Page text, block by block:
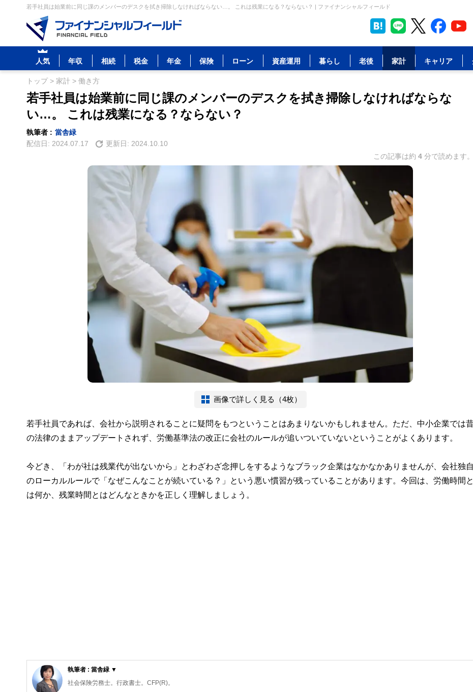
若手社員は始業前に同じ課のメンバーのデスクを拭き掃除しなければならない…。 これは残業になる？ならない？ | ファイナンシャルフィールド
人気 年収 相続 税金 年金 保険 ローン 資産運用 暮らし 老後 家計 キャリア
トップ> 家計 > 働き方
若手社員は始業前に同じ課のメンバーのデスクを拭き掃除しなければならな
い…。 これは残業になる？ならない？
執筆者 : 當舎緑
配信日: 2024.07.17 更新日: 2024.10.10
この記事は約 4 分で読めます。
画像で詳しく見る（4枚）
若手社員であれば、会社から説明されることに疑問をもつということはあまりないかもしれません。ただ、中小企業では
の法律のままアップデートされず、労働基準法の改正に会社のルールが追いついていないということがよくあります。
今どき、「わが社は残業代が出ないから」とわざわざ念押しをするようなブラック企業はなかなかありませんが、会社独自
のローカルルールで「なぜこんなことが続いている？」という悪い慣習が残っていることがあります。今回は、労働時間と
は何か、残業時間とはどんなときかを正しく理解しましょう。
執筆者 : 當舎緑 ▼
社会保険労務士。行政書士。CFP(R)。